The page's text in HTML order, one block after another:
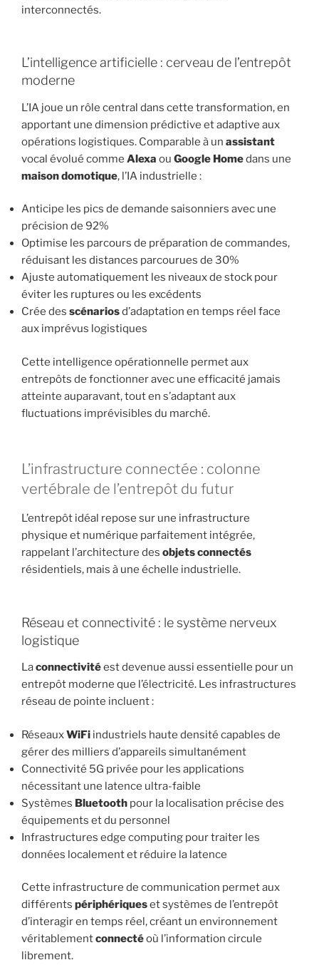
interconnectés.
L’intelligence artificielle : cerveau de l’entrepôt
moderne
L’IA joue un rôle central dans cette transformation, en
apportant une dimension prédictive et adaptive aux
opérations logistiques. Comparable à un assistant
vocal évolué comme Alexa ou Google Homedans une
maison domotique, l’IA industrielle :
Anticipe les pics de demande saisonniers avec une
précision de 92%
Optimise les parcours de préparation de commandes,
réduisant les distances parcourues de 30%
Ajuste automatiquement les niveaux de stock pour
éviter les ruptures ou les excédents
Crée des scénariosd’adaptation en temps réel face
aux imprévus logistiques
Cette intelligence opérationnelle permet aux
entrepôts de fonctionner avec une efficacité jamais
atteinte auparavant, tout en s’adaptant aux
fluctuations imprévisibles du marché.
L’infrastructure connectée : colonne
vertébrale de l’entrepôt du futur
L’entrepôt idéal repose sur une infrastructure
physique et numérique parfaitement intégrée,
rappelant l’architecture des objets connectés
résidentiels, mais à une échelle industrielle.
Réseau et connectivité : le système nerveux
logistique
Laconnectivitéest devenue aussi essentielle pour un
entrepôt moderne que l’électricité. Les infrastructures
réseau de pointe incluent :
RéseauxWiFi industriels haute densité capables de
gérer des milliers d’appareils simultanément
Connectivité 5G privée pour les applications
nécessitant une latence ultra-faible
Systèmes Bluetooth pour la localisation précise des
équipements et du personnel
Infrastructures edge computing pour traiter les
données localement et réduire la latence
Cette infrastructure de communication permet aux
différents périphériqueset systèmes de l’entrepôt
d’interagir en temps réel, créant un environnement
véritablementconnectéoù l’information circule
librement.